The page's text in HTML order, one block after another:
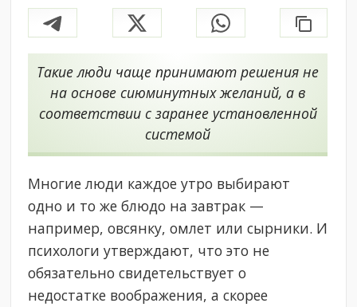
Такие люди чаще принимают решения не
на основе сиюминутных желаний, а в
соответствии с заранее установленной
системой
Многие люди каждое утро выбирают
одно и то же блюдо на завтрак —
например, овсянку, омлет или сырники. И
психологи утверждают, что это не
обязательно свидетельствует о
недостатке воображения, а скорее